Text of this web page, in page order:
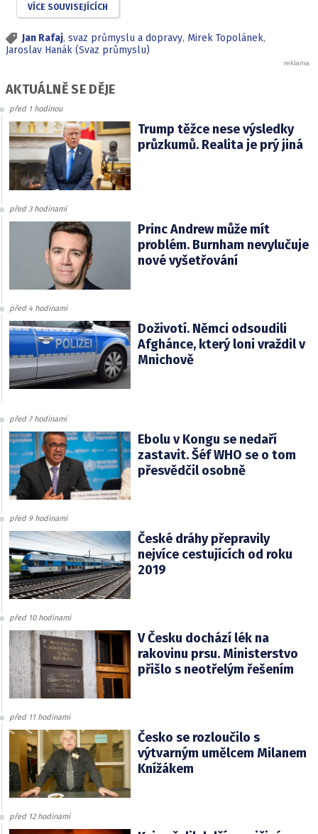
VÍCE SOUVISEJÍCÍCH
Jan Rafaj, svaz průmyslu a dopravy, Mirek Topolánek,
Jaroslav Hanák (Svaz průmyslu)
AKTUÁLNĚ SE DĚJE
před 1 hodinou
Trump těžce nese výsledky
průzkumů. Realita je prý jiná
před 3 hodinami
Princ Andrew může mít
problém. Burnham nevylučuje
nové vyšetřování
před 4 hodinami
Doživotí. Němci odsoudili
Afghánce, který loni vraždil v
Mnichově
před 7 hodinami
Ebolu v Kongu se nedaří
zastavit. Šéf WHO se o tom
přesvědčil osobně
před 9 hodinami
České dráhy přepravily
nejvíce cestujících od roku
2019
před 10 hodinami
V Česku dochází lék na
rakovinu prsu. Ministerstvo
přišlo s neotřelým řešením
před 11 hodinami
Česko se rozloučilo s
výtvarným umělcem Milanem
Knížákem
před 12 hodinami